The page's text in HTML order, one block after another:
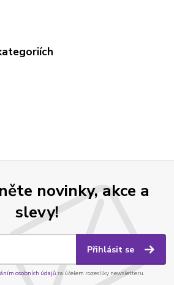
novinky, akce a
slevy!
Přihlásit se
osobních údajůza účelem rozesílky newsletteru.